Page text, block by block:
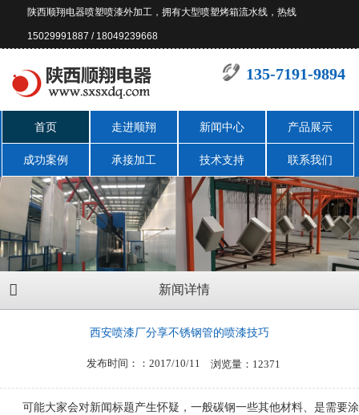
陕西顺翔电器喷塑喷漆外加工，拥有大型喷塑烤箱流水线，热线
15029991887 / 18049239668
135-7191-9894
首页 走进顺翔 新闻中心 产品展示
成功案例 承接加工 技术支持 联系我们
新闻详情
西安喷漆厂分享不锈钢管的喷漆技巧
发布时间：：2017/10/11 浏览量：12371
可能大家会对新闻标题产生怀疑，一般碳钢一些其他材料、是需要涂